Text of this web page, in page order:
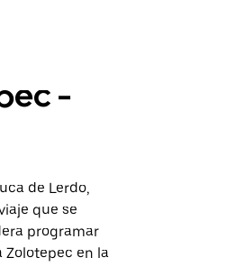
-
de Lerdo,
que se
programar
Zolotepec en la